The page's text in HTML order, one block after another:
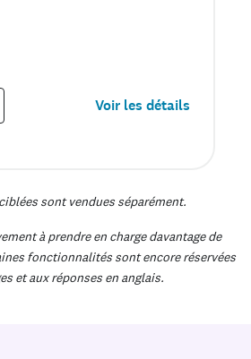
Voir les détails
sont vendues séparément.
à prendre en charge davantage de
fonctionnalités sont encore réservées
et aux réponses en anglais.